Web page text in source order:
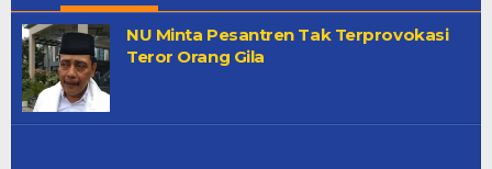
NU Minta Pesantren Tak Terprovokasi
Teror Orang Gila